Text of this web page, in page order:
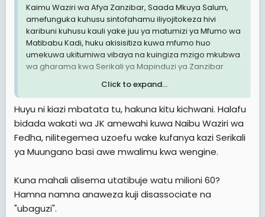
Kaimu Waziri wa Afya Zanzibar, Saada Mkuya Salum,
amefunguka kuhusu sintofahamu iliyojitokeza hivi
karibuni kuhusu kauli yake juu ya matumizi ya Mfumo wa
Matibabu Kadi, huku akisisitiza kuwa mfumo huo
umekuwa ukitumiwa vibaya na kuingiza mzigo mkubwa
wa gharama kwa Serikali ya Mapinduzi ya Zanzibar
Akizungumza leo Juni 12, 2026, katika mahojiano
Saada Mkuya amefafanua kauli yake iliyotafsiriwa na
baadhi ya watu kama ya 'kibaguzi' dhidi ya wakazi wa
Tanzania Bara
Waziri Saada amebainisha kuwa kumekuwa na
sifa (non-entitled) wamekuwa wakipata kadi hizo na
kupata huduma za matibabu.
Click to expand...
Huyu ni kiazi mbatata tu, hakuna kitu kichwani. Halafu
bidada wakati wa JK amewahi kuwa Naibu Waziri wa
Fedha, nilitegemea uzoefu wake kufanya kazi Serikali
ya Muungano basi awe mwalimu kwa wengine.
Kuna mahali alisema utatibuje watu milioni 60?
Hamna namna anaweza kuji disassociate na
"ubaguzi".